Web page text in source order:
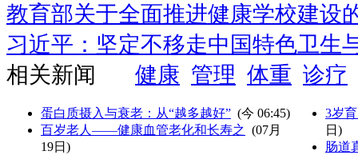
教育部关于全面推进健康学校建设
习近平：坚定不移走中国特色卫生
相关新闻
健康 管理 体重 诊疗
蛋白质摄入与衰老：从“越多越好” (今 06:45)
百岁老人——健康血管老化和长寿之 (07月
19日)
3岁
日)
肠道